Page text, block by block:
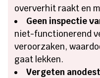
oververhit raakt en
Geen inspectie
niet-functionerend
veroorzaken,
gaat lekken.
Vergeten